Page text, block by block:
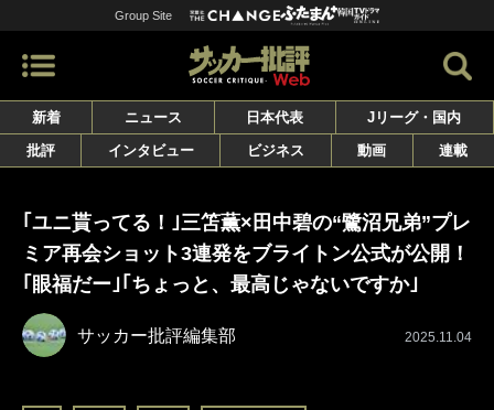
Group Site
新着 ニュース 日本代表
Jリーグ・国内
批評
インタビュー ビジネス 動画 連載
｢ユニ貰ってる！｣三笘薫×田中碧の“鷺沼兄弟”プレ
ミア再会ショット3連発をブライトン公式が公開！
｢眼福だー｣｢ちょっと、最高じゃないですか｣
サッカー批評編集部 2025.11.04